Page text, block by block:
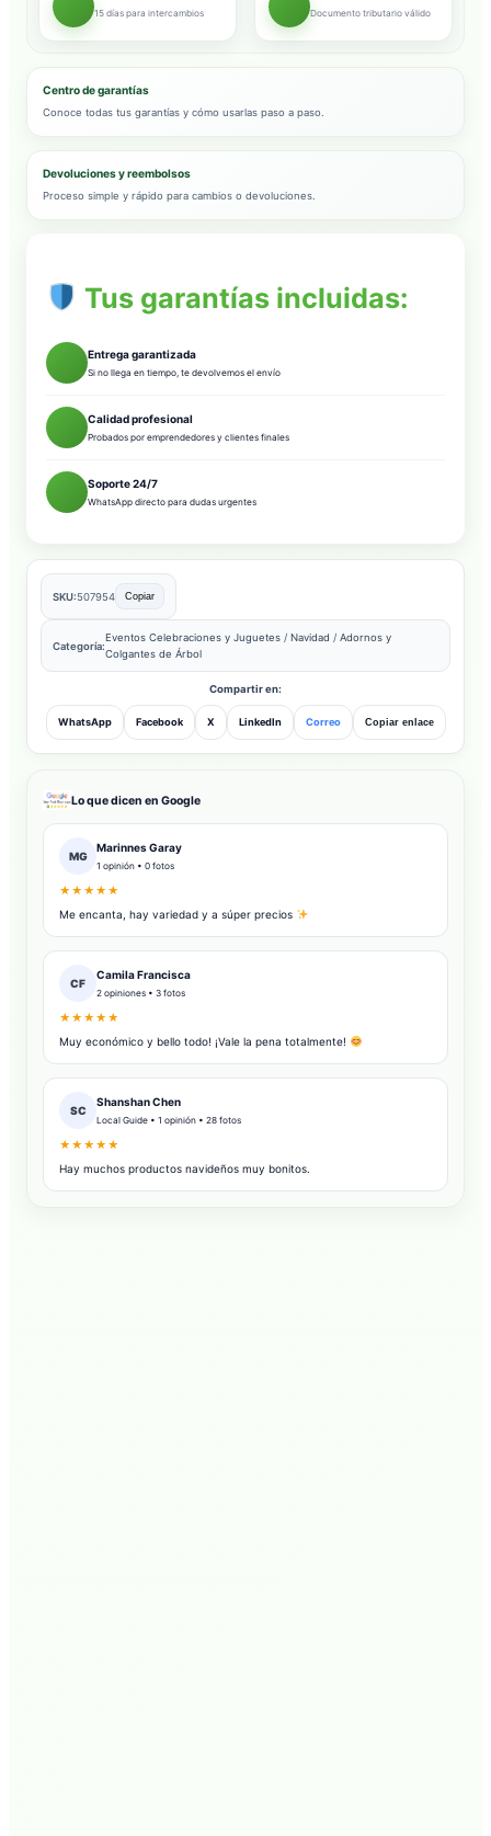
15 días para intercambios Documento tributario válido
Centro de garantías
Conoce todas tus garantías y cómo usarlas paso a paso.
Devoluciones y reembolsos
Proceso simple y rápido para cambios o devoluciones.
Tus garantías incluidas:
Entrega garantizada
Si no llega en tiempo, te devolvemos el envío
Calidad profesional
Probados por emprendedores y clientes finales
Soporte 24/7
WhatsApp directo para dudas urgentes
SKU:507954 Copiar
Categoría:
Eventos Celebraciones y Juguetes / Navidad / Adornos y
Colgantes de Árbol
Compartir en:
WhatsApp Facebook X LinkedIn Correo Copiar enlace
Lo que dicen en Google
MG
Marinnes Garay
1 opinión • 0 fotos
★★★★★
Me encanta, hay variedad y a súper precios
CF
Camila Francisca
2 opiniones • 3 fotos
★★★★★
Muy económico y bello todo! ¡Vale la pena totalmente!
SC
Shanshan Chen
Local Guide • 1 opinión • 28 fotos
★★★★★
Hay muchos productos navideños muy bonitos.